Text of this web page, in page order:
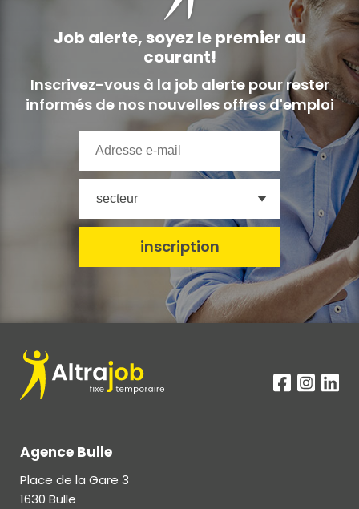
Job alerte,soyez le premier au
courant!
Inscrivez-vous à la job alerte pour rester
informés de nos nouvelles offres d'emploi
Agence Bulle
Place de la Gare 3
1630 Bulle